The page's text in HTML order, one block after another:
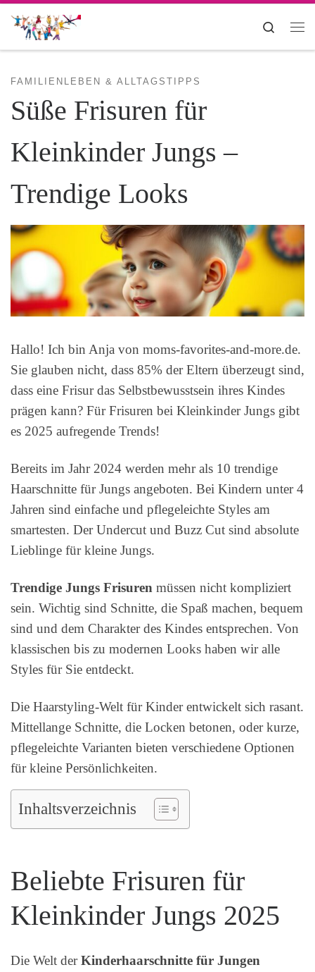
Zum Inhalt springen
Search
FAMILIENLEBEN & ALLTAGSTIPPS
Süße Frisuren für
Kleinkinder Jungs –
Trendige Looks
Hallo! Ich bin Anja von moms-favorites-and-more.de.
Sie glauben nicht, dass 85% der Eltern überzeugt sind,
dass eine Frisur das Selbstbewusstsein ihres Kindes
prägen kann? Für Frisuren bei Kleinkinder Jungs gibt
es 2025 aufregende Trends!
Bereits im Jahr 2024 werden mehr als 10 trendige
Haarschnitte für Jungs angeboten. Bei Kindern unter 4
Jahren sind einfache und pflegeleichte Styles am
smartesten. Der Undercut und Buzz Cut sind absolute
Lieblinge für kleine Jungs.
Trendige Jungs Frisuren müssen nicht kompliziert
sein. Wichtig sind Schnitte, die Spaß machen, bequem
sind und dem Charakter des Kindes entsprechen. Von
klassischen bis zu modernen Looks haben wir alle
Styles für Sie entdeckt.
Die Haarstyling-Welt für Kinder entwickelt sich rasant.
Mittellange Schnitte, die Locken betonen, oder kurze,
pflegeleichte Varianten bieten verschiedene Optionen
für kleine Persönlichkeiten.
Inhaltsverzeichnis
Beliebte Frisuren für
Kleinkinder Jungs 2025
Die Welt derKinderhaarschnitte für Jungen